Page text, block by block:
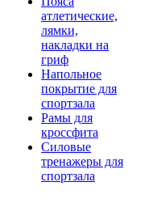
атлетические,
лямки,
накладки на
гриф
Напольное
покрытие для
спортзала
Рамы для
кроссфита
Силовые
тренажеры для
спортзала